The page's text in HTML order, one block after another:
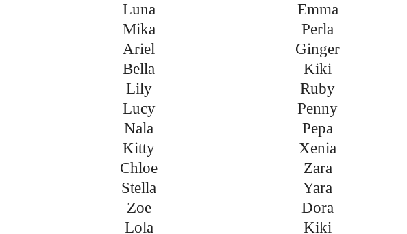
Luna
Mika
Ariel
Bella
Lily
Lucy
Nala
Kitty
Chloe
Stella
Zoe
Lola
Emma
Perla
Ginger
Kiki
Ruby
Penny
Pepa
Xenia
Zara
Yara
Dora
Kiki